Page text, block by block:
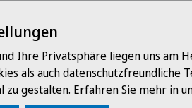
Ihre Privatsphäre liegen uns am
als auch datenschutzfreundliche
zu gestalten. Erfahren Sie mehr in